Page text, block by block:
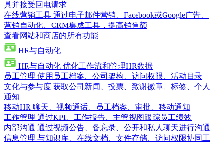
具并接受回电请求
在线营销工具 通过电子邮件营销、Facebook或Google广告、
营销自动化、CRM集成工具，提高销售额
查看网站和商店的所有功能
HR与自动化
HR与自动化 优化工作流和管理HR数据
员工管理 使用员工档案、公司架构、访问权限、活动目录
文化与参与度 获取公司新闻、投票、致谢徽章、标签、个人
通知
移动HR 聊天、视频通话、员工档案、审批、移动通知
工作管理 通过KPI、工作报告、主管视图跟踪员工绩效
内部沟通 通过视频公告、备忘录、公开和私人聊天进行沟通
信息管理 与知识库、在线文档、文件存储、访问权限协同工